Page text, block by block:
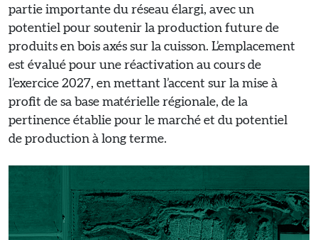
partie importante du réseau élargi, avec un
potentiel pour soutenir la production future de
produits en bois axés sur la cuisson. L’emplacement
est évalué pour une réactivation au cours de
l’exercice 2027, en mettant l’accent sur la mise à
profit de sa base matérielle régionale, de la
pertinence établie pour le marché et du potentiel
de production à long terme.